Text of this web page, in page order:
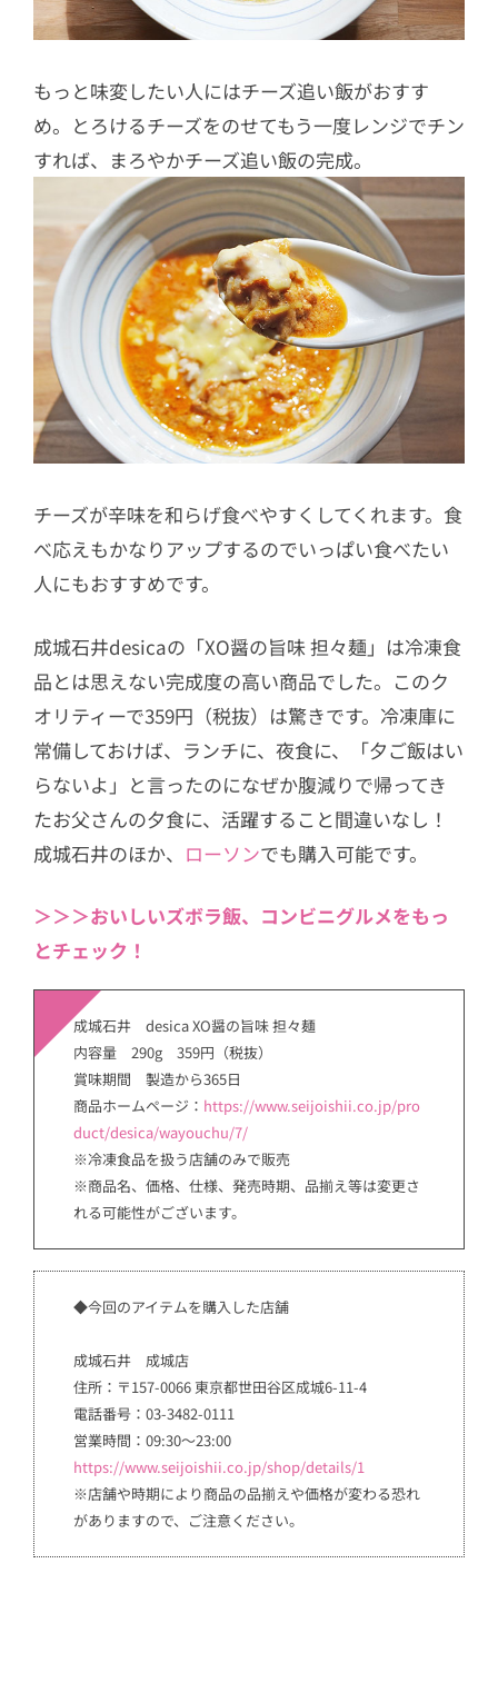
もっと味変したい人にはチーズ追い飯がおすす
め。とろけるチーズをのせてもう一度レンジでチン
すれば、まろやかチーズ追い飯の完成。
チーズが辛味を和らげ食べやすくしてくれます。食
べ応えもかなりアップするのでいっぱい食べたい
人にもおすすめです。
成城石井desicaの「XO醤の旨味 担々麺」は冷凍食
品とは思えない完成度の高い商品でした。このク
オリティーで359円（税抜）は驚きです。冷凍庫に
常備しておけば、ランチに、夜食に、「夕ご飯はい
らないよ」と言ったのになぜか腹減りで帰ってき
たお父さんの夕食に、活躍すること間違いなし！
成城石井のほか、 ローソンでも購入可能です。
＞＞＞おいしいズボラ飯、コンビニグルメをもっ
とチェック！
成城石井 desica XO醤の旨味 担々麺
内容量 290g 359円（税抜）
賞味期間 製造から365日
商品ホームページ： https://www.seijoishii.co.jp/pro
duct/desica/wayouchu/7/
※冷凍食品を扱う店舗のみで販売
※商品名、価格、仕様、発売時期、品揃え等は変更さ
れる可能性がございます。
◆今回のアイテムを購入した店舗
成城石井 成城店
住所：〒157-0066 東京都世田谷区成城6-11-4
電話番号：03-3482-0111
営業時間：09:30～23:00
https://www.seijoishii.co.jp/shop/details/1
※店舗や時期により商品の品揃えや価格が変わる恐れ
がありますので、ご注意ください。